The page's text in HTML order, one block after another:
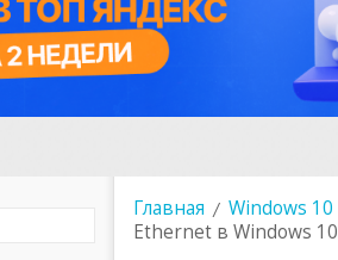
Главная
Windows 10
Ethernet в Windows 10